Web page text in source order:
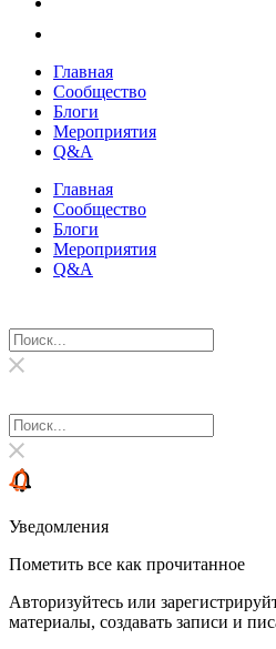
Главная
Сообщество
Блоги
Мероприятия
Q&A
Главная
Сообщество
Блоги
Мероприятия
Q&A
Уведомления
Пометить все как прочитанное
Авторизуйтесь или
материалы, создавать записи и